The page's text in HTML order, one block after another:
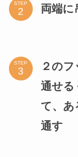
STEP 両端に
STEP
２の
通せる
て、あ
通す